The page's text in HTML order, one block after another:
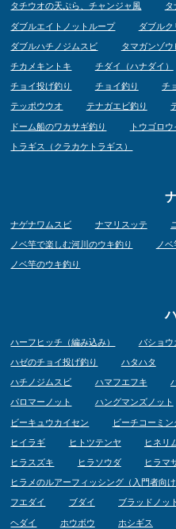
タチウオの天ぷら、チャンジャ風 タ
ダブルエイトノットループ ダブルク
ダブルハチノジムスビ タマガンゾウ
チカメキントキ チダイ（ハナダイ）
チョイ投げ釣り チョイ釣り チ
テッポウウオ テナガエビ釣り
ドーム船のワカサギ釣り トウゴロ
トラギス（クラカケトラギス）
ナゲナワムスビ ナマリスッテ
ノベ竿で楽しむ河川のウキ釣り ノ
ノベ竿のウキ釣り
ハーフヒッチ（編み込み） バショウ
ハゼのチョイ投げ釣り ハタハタ
ハチノジムスビ ハマフエフキ
パロマーノット ハングマンズノット
ビーキュウカイセン ビーチコーミン
ヒイラギ ヒトツテンヤ ヒネリ
ヒラスズキ ヒラソウダ ヒラマ
ヒラメのルアーフィッシング（入門者向け
フエダイ ブダイ ブラッドノッ
ヘダイ ホウボウ ホシギス